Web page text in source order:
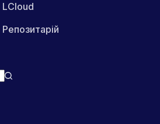
LCloud
Репозитарій